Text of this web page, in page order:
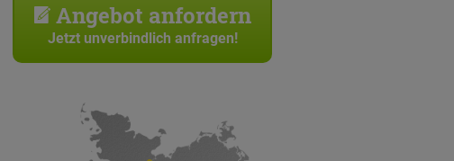
Angebot anfordern
Jetzt unverbindlich anfragen!